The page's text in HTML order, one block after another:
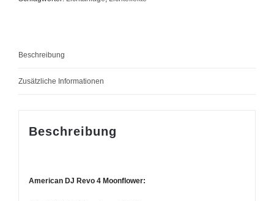
Beschreibung
Zusätzliche Informationen
Beschreibung
American DJ Revo 4 Moonflower: